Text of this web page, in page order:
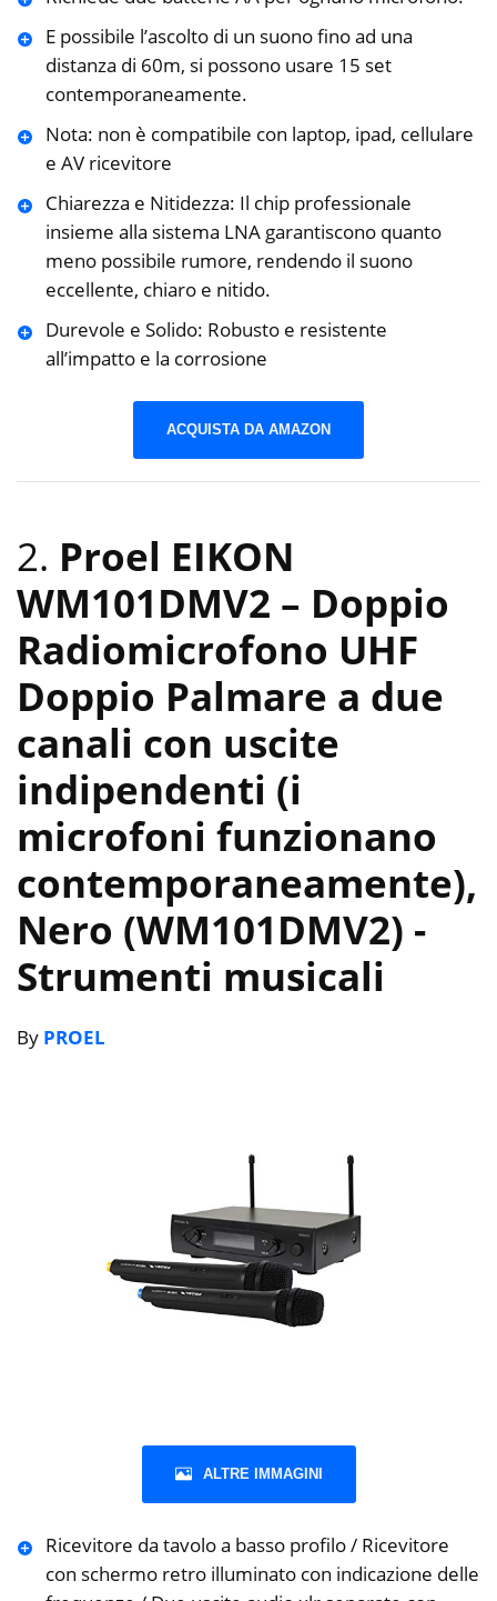
E possibile l’ascolto di un suono fino ad una
distanza di 60m, si possono usare 15 set
contemporaneamente.
Nota: non è compatibile con laptop, ipad, cellulare
e AV ricevitore
Chiarezza e Nitidezza: Il chip professionale
insieme alla sistema LNA garantiscono quanto
meno possibile rumore, rendendo il suono
eccellente, chiaro e nitido.
Durevole e Solido: Robusto e resistente
all’impatto e la corrosione
ACQUISTA DA AMAZON
2. Proel EIKON
WM101DMV2 – Doppio
Radiomicrofono UHF
Doppio Palmare a due
canali con uscite
indipendenti (i
microfoni funzionano
contemporaneamente),
Nero (WM101DMV2) -
Strumenti musicali
By PROEL
ALTRE IMMAGINI
Ricevitore da tavolo a basso profilo / Ricevitore
con schermo retro illuminato con indicazione delle